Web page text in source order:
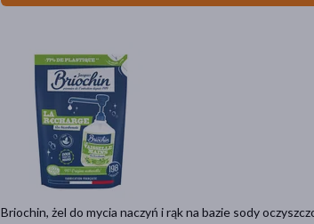
Briochin, żel do mycia naczyń i rąk na bazie sody